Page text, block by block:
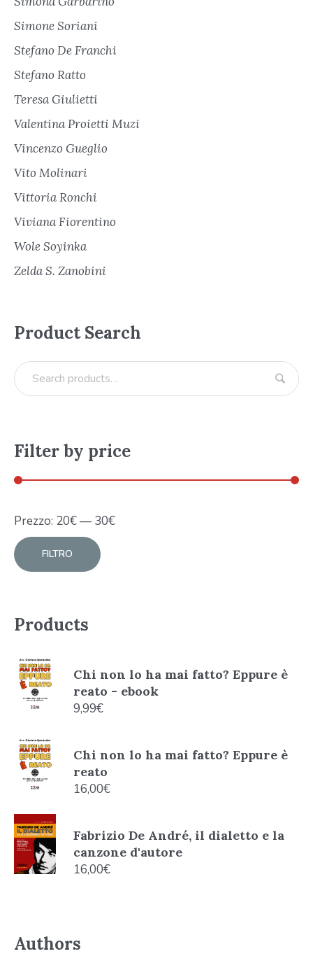
Simone Soriani
Stefano De Franchi
Stefano Ratto
Teresa Giulietti
Valentina Proietti Muzi
Vincenzo Gueglio
Vito Molinari
Vittoria Ronchi
Viviana Fiorentino
Wole Soyinka
Zelda S. Zanobini
Product Search
Filter by price
FILTRO
Prezzo: 20€— 30€
Products
Chi non lo ha mai fatto? Eppure è
reato - ebook
9,99€
Chi non lo ha mai fatto? Eppure è
reato
16,00€
Fabrizio De André, il dialetto e la
canzone d'autore
16,00€
Authors